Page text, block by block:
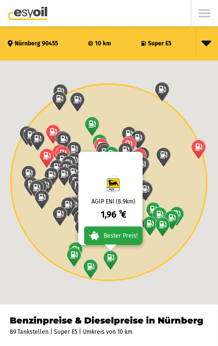
Nürnberg 90455 10 km Super E5
AGIP ENI (8.9km)
1,96 9€
Bester Preis!
Benzinpreise & Dieselpreise in Nürnberg
89 Tankstellen | Super E5 | Umkreis von 10 km